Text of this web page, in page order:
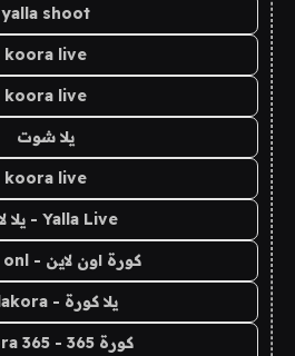
yalla shoot
koora live
koora live
يلا شوت
koora live
Yalla Live - يلا لايف
كورة اون لاين - koora onl
يلا كورة - yallakora
كورة 365 - kooora 365